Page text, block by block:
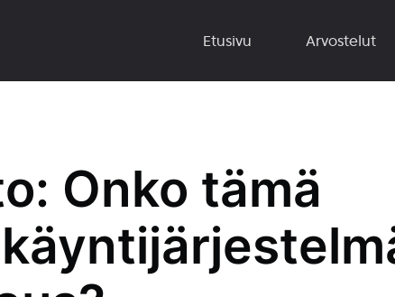
Etusivu Arvostelut
Onko tämä